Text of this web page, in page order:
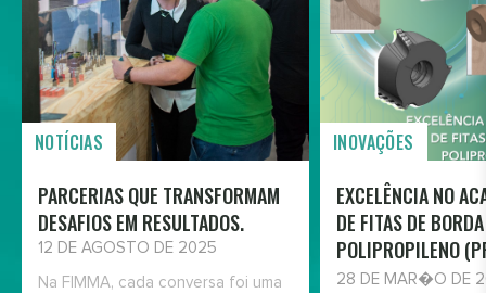
NOTÍCIAS
PARCERIAS QUE TRANSFORMAM
DESAFIOS EM RESULTADOS.
12 DE AGOSTO DE 2025
Na FIMMA, cada conversa foi uma
INOVAÇÕES
EXCELÊNCIA NO
DE FITAS DE
POLIPROPILENO
28 DE MAR�O DE